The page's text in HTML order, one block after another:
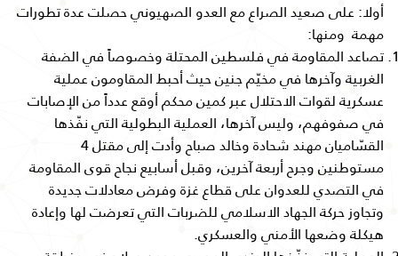
أولا: على صعيد الصراع مع العدو الصهيوني حصلت عدة تطورات
مهمة ومنها:
تصاعد المقاومة في فلسطين المحتلة وخصوصاً في الضفة
الغربية وآخرها في مخيّم جنين حيث أحبط المقاومون عملية
عسكرية لقوات الاحتلال عبر كمين محكم أوقع عدداً من الإصابات
في صفوفهم، وليس آخرها، العملية البطولية التي نفّذها
القسّاميان مهند شحادة وخالد صباح وأدت إلى مقتل 4
مستوطنين وجرح أربعة آخرين، وقبل أسابيع نجاح قوى المقاومة
في التصدي للعدوان على قطاع غزة وفرض معادلات جديدة
وتجاوز حركة الجهاد الاسلامي للضربات التي تعرضت لها وإعادة
هيكلة وضعها الأمني والعسكري.